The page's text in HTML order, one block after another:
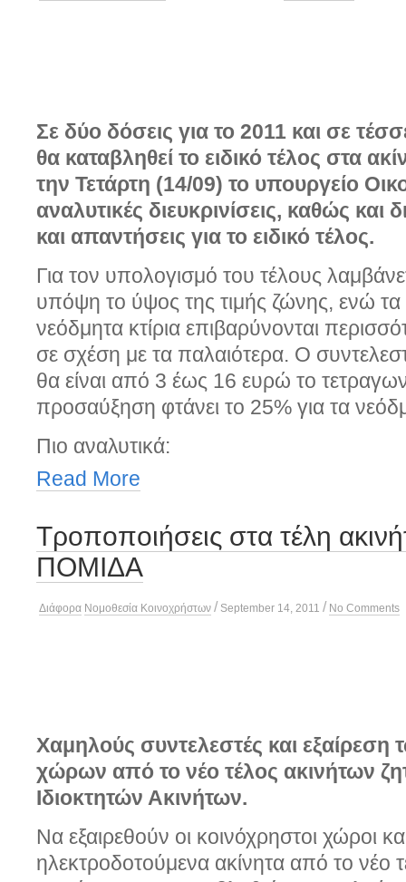
Σε δύο δόσεις για το 2011 και σε
θα καταβληθεί το ειδικό τέλος στα
την Τετάρτη (14/09) το υπουργείο
αναλυτικές διευκρινίσεις, καθώς και
και απαντήσεις για το ειδικό τέλος.
Για τον υπολογισμό του τέλους
υπόψη το ύψος της τιμής ζώνης, ενώ τα
νεόδμητα κτίρια επιβαρύνονται
σε σχέση με τα παλαιότερα. Ο
θα είναι από 3 έως 16 ευρώ το
προσαύξηση φτάνει το 25% για τα
Πιο αναλυτικά:
Read More
Τροποποιήσεις στα τέλη
ΠΟΜΙΔΑ
Διάφορα Νομοθεσία Κοινοχρήστων / September 14, 2011 / No Comments
Χαμηλούς συντελεστές και εξαίρεση
χώρων από το νέο τέλος ακινήτων
Ιδιοκτητών Ακινήτων.
Να εξαιρεθούν οι κοινόχρηστοι χώροι
ηλεκτροδοτούμενα ακίνητα από το νέο